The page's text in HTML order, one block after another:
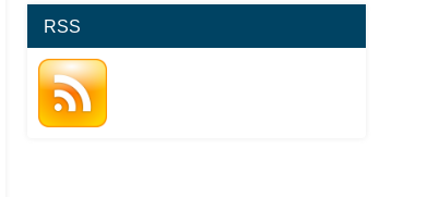
RSS